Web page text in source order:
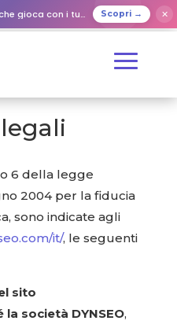
con i tuoi cari Scopri → ✕
6 della legge
2004 per la fiducia
sono indicate agli
it/, le seguenti
sito
la società DYNSEO,